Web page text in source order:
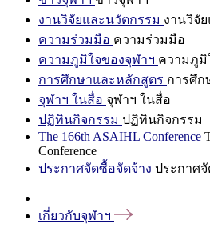
งานวิจัยและนวัตกรรม งานวิจั
ความร่วมมือ ความร่วมมือ
ความภูมิใจของจุฬาฯ ความภูมิ
การศึกษาและหลักสูตร การศึก
จุฬาฯ ในสื่อ จุฬาฯ ในสื่อ
ปฏิทินกิจกรรม ปฏิทินกิจกรรม
The 166th ASAIHL Conference
Conference
ประกาศจัดซื้อจัดจ้าง ประกาศ
เกี่ยวกับจุฬาฯ